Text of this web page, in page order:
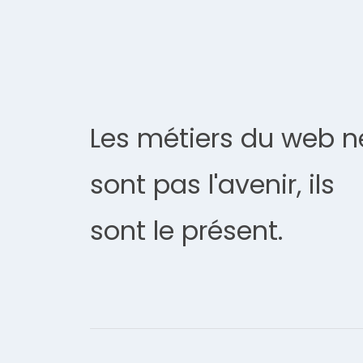
Les métiers du web
sont pas l'avenir, ils
sont le présent.